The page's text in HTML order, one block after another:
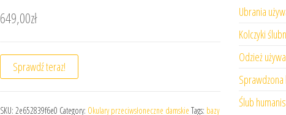
649,00zł
Sprawdź teraz!
SKU: 2e652839f6e0 Category: Okulary przeciwsłoneczne damskie Tags: bazy
Ubrania
Kolczyki
Odzież
Ślub